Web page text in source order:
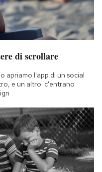
di scrollare
apriamo l'app di un social
e un altro: c'entrano